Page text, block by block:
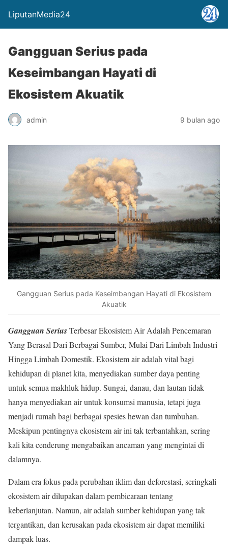
LiputanMedia24
Gangguan Serius pada
Keseimbangan Hayati di
Ekosistem Akuatik
admin 9 bulan ago
Gangguan Serius pada Keseimbangan Hayati di Ekosistem
Akuatik
Gangguan SeriusTerbesar Ekosistem Air Adalah Pencemaran
Yang Berasal Dari Berbagai Sumber, Mulai Dari Limbah Industri
Hingga Limbah Domestik. Ekosistem air adalah vital bagi
kehidupan di planet kita, menyediakan sumber daya penting
untuk semua makhluk hidup. Sungai, danau, dan lautan tidak
hanya menyediakan air untuk konsumsi manusia, tetapi juga
menjadi rumah bagi berbagai spesies hewan dan tumbuhan.
Meskipun pentingnya ekosistem air ini tak terbantahkan, sering
kali kita cenderung mengabaikan ancaman yang mengintai di
dalamnya.
Dalam era fokus pada perubahan iklim dan deforestasi, seringkali
ekosistem air dilupakan dalam pembicaraan tentang
keberlanjutan. Namun, air adalah sumber kehidupan yang tak
tergantikan, dan kerusakan pada ekosistem air dapat memiliki
dampak luas.